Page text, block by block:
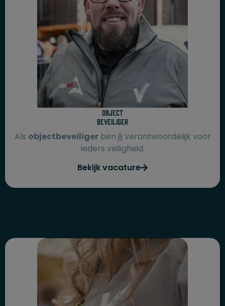
Object
beveiliger
Als objectbeveiligerben jij verantwoordelijk voor
ieders veiligheid.
Bekijk vacature